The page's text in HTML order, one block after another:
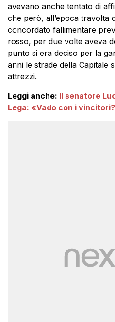
avevano anche tentato di
che però, all’epoca travolta
concordato fallimentare
rosso, per due volte aveva
punto si era deciso per la
anni le strade della Capitale
attrezzi.
Leggi anche: Il senatore
Lega: «Vado con i vincitori?